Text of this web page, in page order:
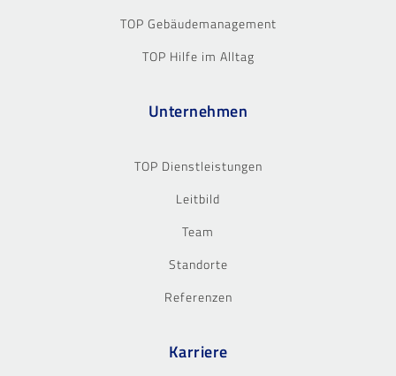
TOP Gebäudemanagement
TOP Hilfe im Alltag
Unternehmen
TOP Dienstleistungen
Leitbild
Team
Standorte
Referenzen
Karriere